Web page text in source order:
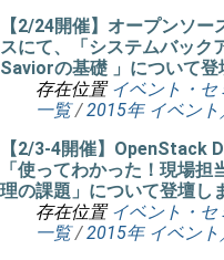
【2/24開催】オープンソ
スにて、「システムバック
Saviorの基礎 」について登
存在位置 イベント・セ
一覧 /2015年 イベン
【2/3-4開催】OpenStack
「使ってわかった！現場
理の課題」について登壇し
存在位置 イベント・セ
一覧 /2015年 イベン